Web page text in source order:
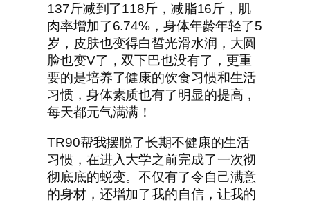
137斤减到了118斤，减脂16斤，肌
肉率增加了6.74%，身体年龄年轻了5
岁，皮肤也变得白皙光滑水润，大圆
脸也变V了，双下巴也没有了，更重
要的是培养了健康的饮食习惯和生活
习惯，身体素质也有了明显的提高，
每天都元气满满！
TR90帮我摆脱了长期不健康的生活
习惯，在进入大学之前完成了一次彻
彻底底的蜕变。不仅有了令自己满意
的身材，还增加了我的自信，让我的